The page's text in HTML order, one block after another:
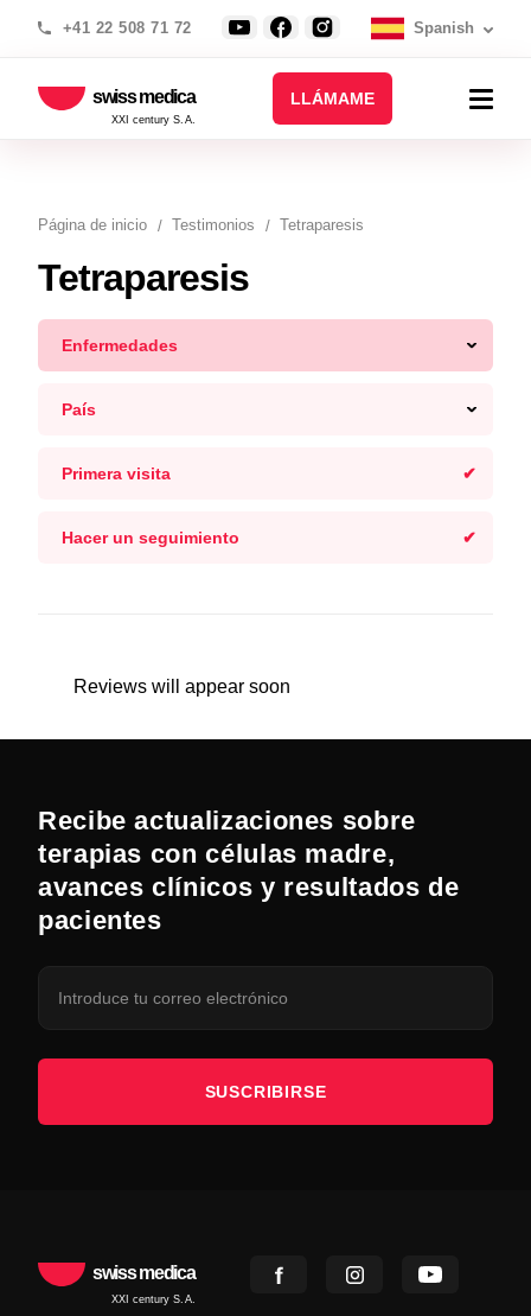
+41 22 508 71 72 Spanish
swiss medica
XXI century S.A.
LLÁMAME
Página de inicio Testimonios Tetraparesis
Tetraparesis
Enfermedades
País
Primera visita
Hacer un seguimiento
Reviews will appear soon
Recibe actualizaciones sobre
terapias con células madre,
avances clínicos y resultados de
pacientes
SUSCRIBIRSE
swiss medica
XXI century S.A.